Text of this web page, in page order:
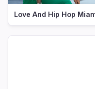
Love And Hip Hop